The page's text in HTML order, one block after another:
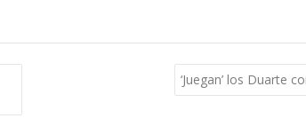
‘Juegan’ los Duarte